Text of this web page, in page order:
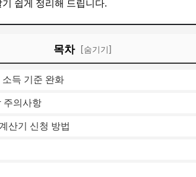
기 쉽게 정리해 드립니다.
목차 [숨기기]
득 기준 완화
주의사항
산기 신청 방법